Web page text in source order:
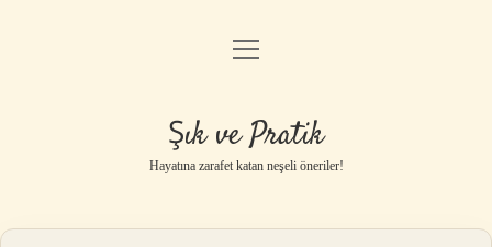
Anasayfa
Yasal Uyarı
menüyü
Şık ve Pratik
Hayatına zarafet katan neşeli öneriler!